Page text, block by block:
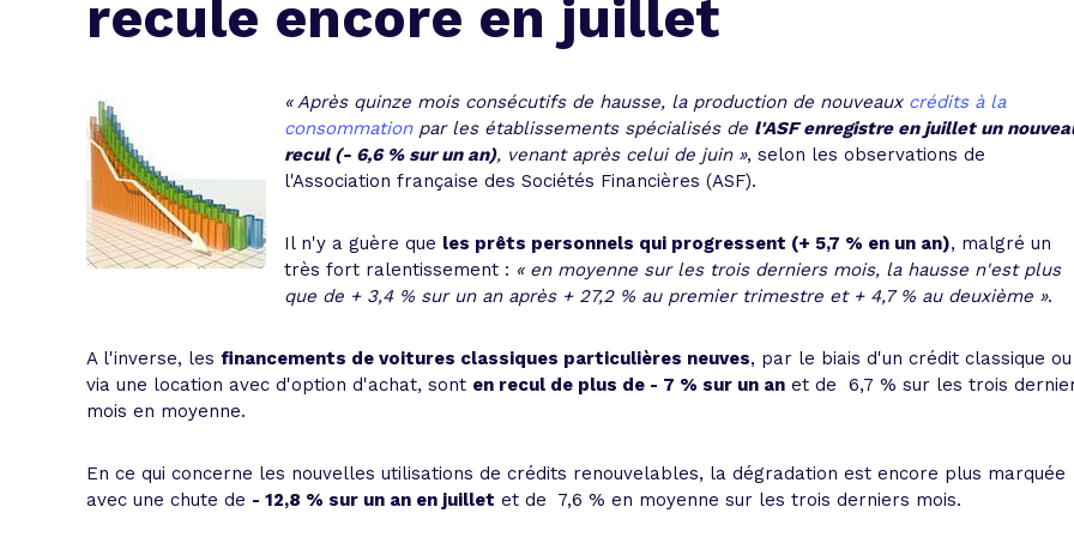
L'acte de vente et le remboursement
Tous les outils prêt immobilier
Profitez de notre expertise au meilleur taux !
Trouvez votre prêt conso au meilleur taux !
Bénéficiez de notre expertise en regroupement de crédits
recule encore en juillet
« Après quinze mois consécutifs de hausse, la production de nouveaux crédits à la
consommationpar les établissements spécialisés de l'ASF enregistre en juillet un
recul (- 6,6 % sur un an), venant après celui de juin », selon les observations de
l'Association française des Sociétés Financières (ASF).
Il n'y a guère que les prêts personnels qui progressent (+ 5,7 % en un an), malgré un
très fort ralentissement : « en moyenne sur les trois derniers mois, la hausse n'est plus
que de + 3,4 % sur un an après + 27,2 % au premier trimestre et + 4,7 % au deuxième ».
A l'inverse, les financements de voitures classiques particulières neuves, par le biais d'un crédit classique ou
via une location avec d'option d'achat, sont en recul de plus de - 7 % sur un an et de  6,7 % sur les trois
mois en moyenne.
En ce qui concerne les nouvelles utilisations de crédits renouvelables, la dégradation est encore plus marquée
avec une chute de - 12,8 % sur un an en juillet et de  7,6 % en moyenne sur les trois derniers mois.